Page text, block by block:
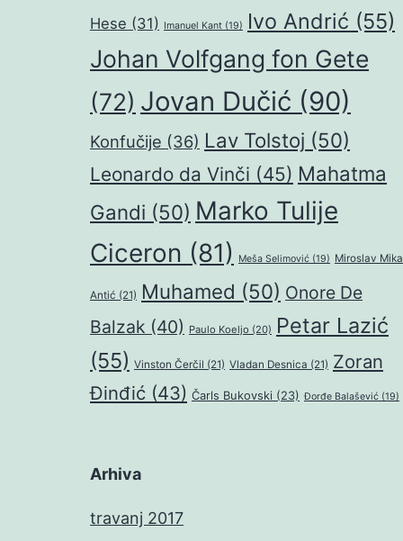
Hese (31) Imanuel Kant (19) Ivo Andrić (55)
Johan Volfgang fon Gete
(72) Jovan Dučić (90)
Konfučije (36) Lav Tolstoj (50)
Leonardo da Vinči (45) Mahatma
Gandi (50) Marko Tulije
Ciceron (81) Meša Selimović (19) Miroslav Mika
Antić (21) Muhamed (50) Onore De
Balzak (40) Paulo Koeljo (20) Petar Lazić
(55) Vinston Čerčil (21) Vladan Desnica (21) Zoran
Đinđić (43) Čarls Bukovski (23) Đorđe Balašević (19)
Arhiva
travanj 2017